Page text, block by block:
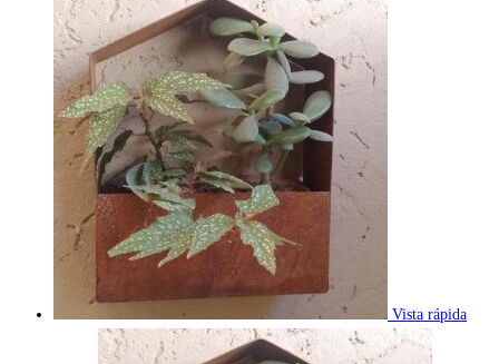
Vista rápida